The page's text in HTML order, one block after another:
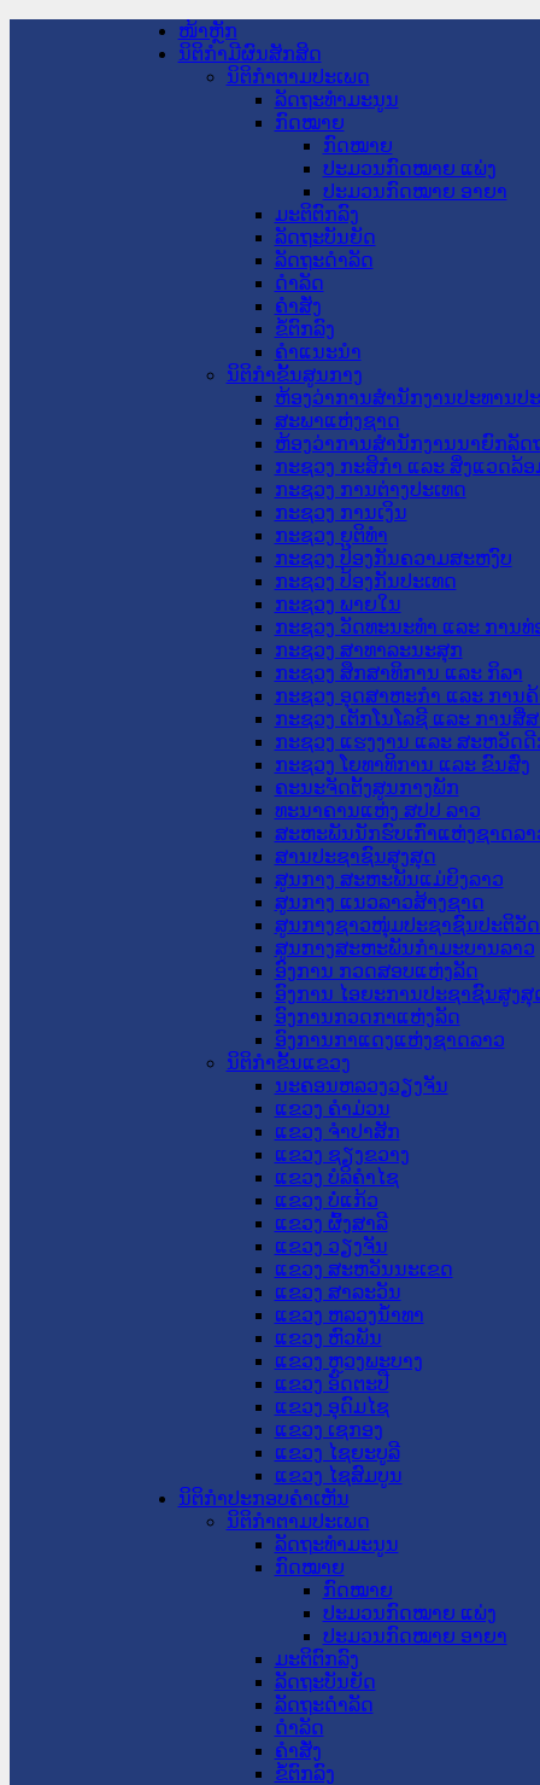
ໜ້າຫຼັກ
ນິຕິກໍາມີຜົນສັກສິດ
ນິຕິກໍາຕາມປະເພດ
ລັດຖະທໍາມະນູນ
ກົດໝາຍ
ກົດໝາຍ
ປະມວນກົດໝາຍ ແພ່ງ
ປະມວນກົດໝາຍ ອາຍາ
ມະຕິຕົກລົງ
ລັດຖະບັນຍັດ
ລັດຖະດໍາລັດ
ດໍາລັດ
ຄໍາສັ່ງ
ຂໍ້ຕົກລົງ
ຄໍາແນະນໍາ
ນິຕິກໍາຂັ້ນສູນກາງ
ຫ້ອງວ່າການສໍານັກງານປະທານປ
ສະພາແຫ່ງຊາດ
ຫ້ອງວ່າການສຳນັກງານນາຍົກລັດ
ກະຊວງ ກະສິກຳ ແລະ ສິ່ງແວດລ້ອ
ກະຊວງ ການຕ່າງປະເທດ
ກະຊວງ ການເງິນ
ກະຊວງ ຍຸຕິທໍາ
ກະຊວງ ປ້ອງກັນຄວາມສະຫງົບ
ກະຊວງ ປ້ອງກັນປະເທດ
ກະຊວງ ພາຍໃນ
ກະຊວງ ວັດທະນະທຳ ແລະ ການທ່
ກະຊວງ ສາທາລະນະສຸກ
ກະຊວງ ສຶກສາທິການ ແລະ ກິລາ
ກະຊວງ ອຸດສາຫະກຳ ແລະ ການຄ້
ກະຊວງ ເຕັກໂນໂລຊີ ແລະ ການສື່
ກະຊວງ ແຮງງານ ແລະ ສະຫວັດ
ກະຊວງ ໂຍທາທິການ ແລະ ຂົນສົ່ງ
ຄະນະຈັດຕັ້ງສູນກາງພັກ
ທະນາຄານແຫ່ງ ສປປ ລາວ
ສະຫະພັນນັກຮົບເກົ່າແຫ່ງຊາດລາ
ສານປະຊາຊົນສູງສຸດ
ສູນກາງ ສະຫະພັນແມ່ຍິງລາວ
ສູນກາງ ແນວລາວສ້າງຊາດ
ສູນກາງຊາວໜຸ່ມປະຊາຊົນປະຕິວັ
ສູນກາງສະຫະພັນກຳມະບານລາວ
ອົງການ ກວດສອບແຫ່ງລັດ
ອົງການ ໄອຍະການປະຊາຊົນສູງສຸ
ອົງການກວດກາແຫ່ງລັດ
ອົງການກາແດງແຫ່ງຊາດລາວ
ນິຕິກໍາຂັ້ນແຂວງ
ນະ​ຄອນ​ຫລວງວຽງຈັນ
ແຂວງ ຄໍາມ່ວນ
ແຂວງ ຈໍາປາສັກ
ແຂວງ ຊຽງຂວາງ
ແຂວງ ບໍລິຄໍາໄຊ
ແຂວງ ບໍ່ແກ້ວ
ແຂວງ ຜົ້ງສາລີ
ແຂວງ ວຽງຈັນ
ແຂວງ ສະຫວັນນະເຂດ
ແຂວງ ສາລະວັນ
ແຂວງ ຫລວງນໍ້າທາ
ແຂວງ ຫົວພັນ
ແຂວງ ຫຼວງພະບາງ
ແຂວງ ອັດຕະປື
ແຂວງ ອຸດົມໄຊ
ແຂວງ ເຊກອງ
ແຂວງ ໄຊຍະບູລີ
ແຂວງ ໄຊສົມບູນ
ນິຕິກໍາປະກອບຄໍາເຫັນ
ນິຕິກໍາຕາມປະເພດ
ລັດຖະທໍາມະນູນ
ກົດໝາຍ
ກົດໝາຍ
ປະມວນກົດໝາຍ ແພ່ງ
ປະມວນກົດໝາຍ ອາຍາ
ມະຕິຕົກລົງ
ລັດຖະບັນຍັດ
ລັດຖະດໍາລັດ
ດໍາລັດ
ຄໍາສັ່ງ
ຂໍ້ຕົກລົງ